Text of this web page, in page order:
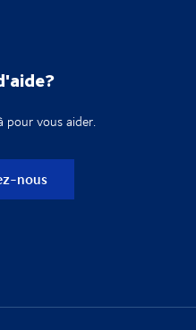
pour vous aider.
nous